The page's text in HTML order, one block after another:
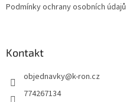
Podmínky ochrany osobních údajů
Kontakt
objednavky@k-ron.cz
774267134